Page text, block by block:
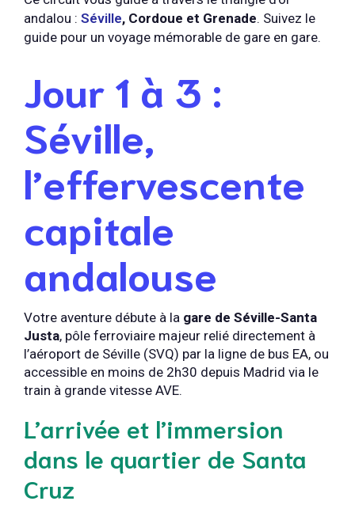
andalou : Séville, Cordoue et Grenade. Suivez le
guide pour un voyage mémorable de gare en gare.
Jour 1 à 3 :
Séville,
l’effervescente
capitale
andalouse
Votre aventure débute à la gare de Séville-Santa
Justa, pôle ferroviaire majeur relié directement à
l’aéroport de Séville (SVQ) par la ligne de bus EA, ou
accessible en moins de 2h30 depuis Madrid via le
train à grande vitesse AVE.
L’arrivée et l’immersion
dans le quartier de Santa
Cruz